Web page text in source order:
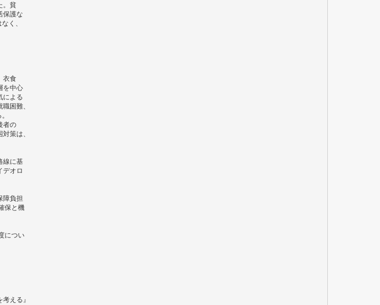
。貧
保護な
く、
衣食
を中心
による
困難、
者の
策は、
線に基
デオロ
障負担
保と機
につい
える』